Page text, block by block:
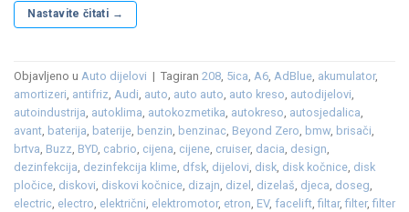
Nastavite čitati →
Objavljeno u Auto dijelovi | Tagiran 208, 5ica, A6, AdBlue, akumulator,
amortizeri, antifriz, Audi, auto, auto auto, auto kreso, autodijelovi,
autoindustrija, autoklima, autokozmetika, autokreso, autosjedalica,
avant, baterija, baterije, benzin, benzinac, Beyond Zero, bmw, brisači,
brtva, Buzz, BYD, cabrio, cijena, cijene, cruiser, dacia, design,
dezinfekcija, dezinfekcija klime, dfsk, dijelovi, disk, disk kočnice, disk
pločice, diskovi, diskovi kočnice, dizajn, dizel , dizelaš, djeca, doseg,
electric, electro, električni, elektromotor, etron, EV, facelift,filtar,filter,filter